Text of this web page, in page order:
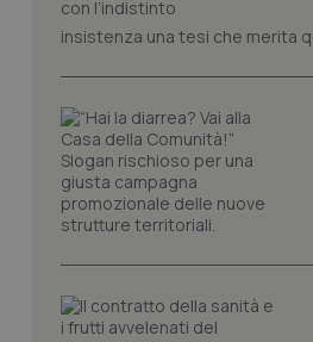
insistenza una tesi che merita